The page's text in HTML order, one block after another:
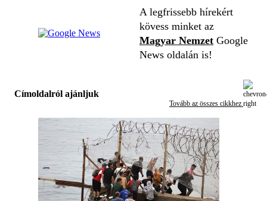
A legfrissebb hírekért
kövess minket az
Magyar Nemzet Google
News oldalán is!
Címoldalról ajánljuk
Tovább az összes cikkhez